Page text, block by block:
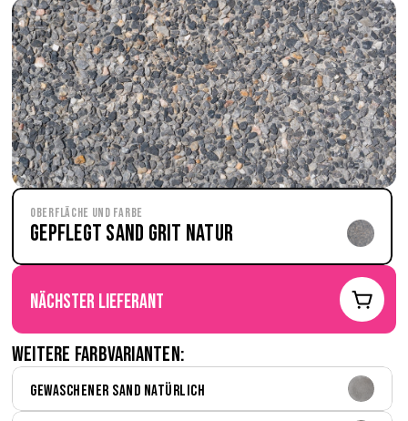
Oberfläche und Farbe
Gepflegt Sand Grit natur
nächster Lieferant
Weitere Farbvarianten:
Gewaschener Sand natürlich